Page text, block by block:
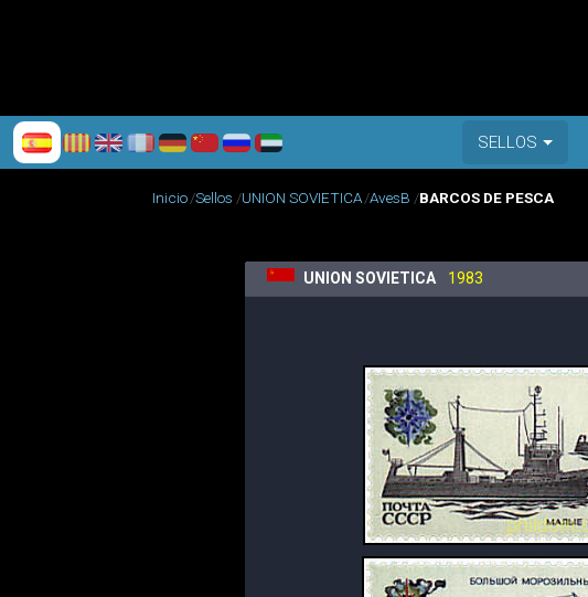
SELLOS
Inicio Sellos UNION SOVIETICA AvesB BARCOS DE PESCA
UNION SOVIETICA 1983